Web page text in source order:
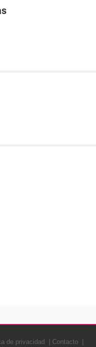
de privacidad Contacto